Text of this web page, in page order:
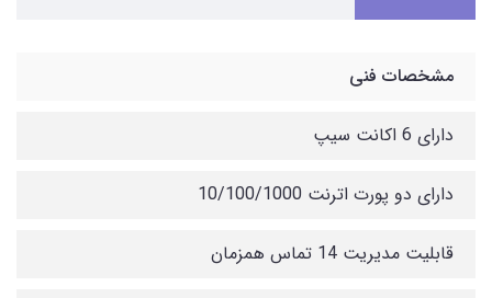
مشخصات فنی
دارای 6 اکانت سیپ
دارای دو پورت اترنت 10/100/1000
قابلیت مدیریت 14 تماس همزمان